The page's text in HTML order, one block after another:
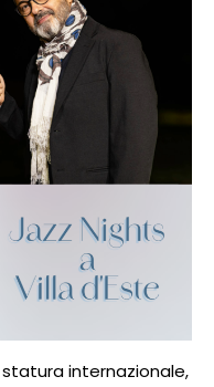
statura internazionale,